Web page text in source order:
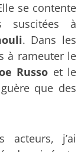
se contente
suscitées à
. Dans les
à rameuter le
Russo et le
que des
acteurs, j’ai